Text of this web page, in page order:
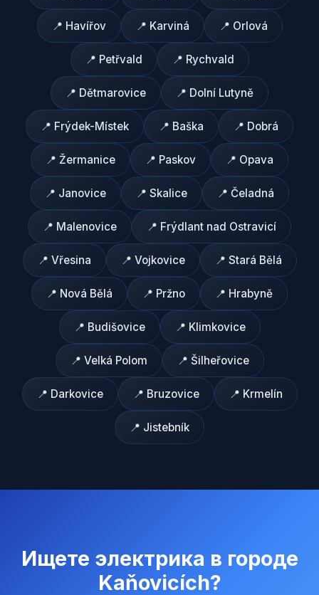
📍 Havířov 📍 Karviná 📍 Orlová
📍 Petřvald 📍 Rychvald
📍 Dětmarovice 📍 Dolní Lutyně
📍 Frýdek-Místek 📍 Baška 📍 Dobrá
📍 Žermanice 📍 Paskov 📍 Opava
📍 Janovice 📍 Skalice 📍 Čeladná
📍 Malenovice 📍 Frýdlant nad Ostravicí
📍 Vřesina 📍 Vojkovice 📍 Stará Bělá
📍 Nová Bělá 📍 Pržno 📍 Hrabyně
📍 Budišovice 📍 Klimkovice
📍 Velká Polom 📍 Šilheřovice
📍 Darkovice 📍 Bruzovice 📍 Krmelín
📍 Jistebník
Ищете электрика в городе
Kaňovicích?